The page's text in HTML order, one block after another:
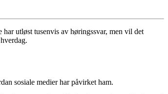
utløst tusenvis av høringssvar, men vil det
sosiale medier har påvirket ham.